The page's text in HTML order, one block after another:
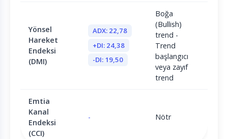
Yönsel
Hareket
Endeksi
(DMI)
ADX: 22,78
+DI: 24,38
-DI: 19,50
Boğa
(Bullish)
trend -
Trend
başlangıcı
veya zayıf
trend
Emtia
Kanal
Endeksi
(CCI)
- Nötr